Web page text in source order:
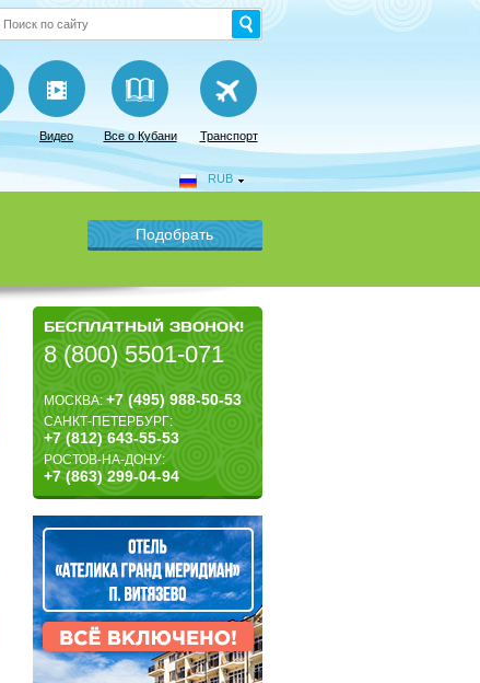
Видео Все о Кубани Транспорт
RUB
БЕСПЛАТНЫЙ ЗВОНОК!
8 (800) 5501-071
МОСКВА:+7 (495) 988-50-53
САНКТ-ПЕТЕРБУРГ:
+7 (812) 643-55-53
РОСТОВ-НА-ДОНУ:
+7 (863) 299-04-94